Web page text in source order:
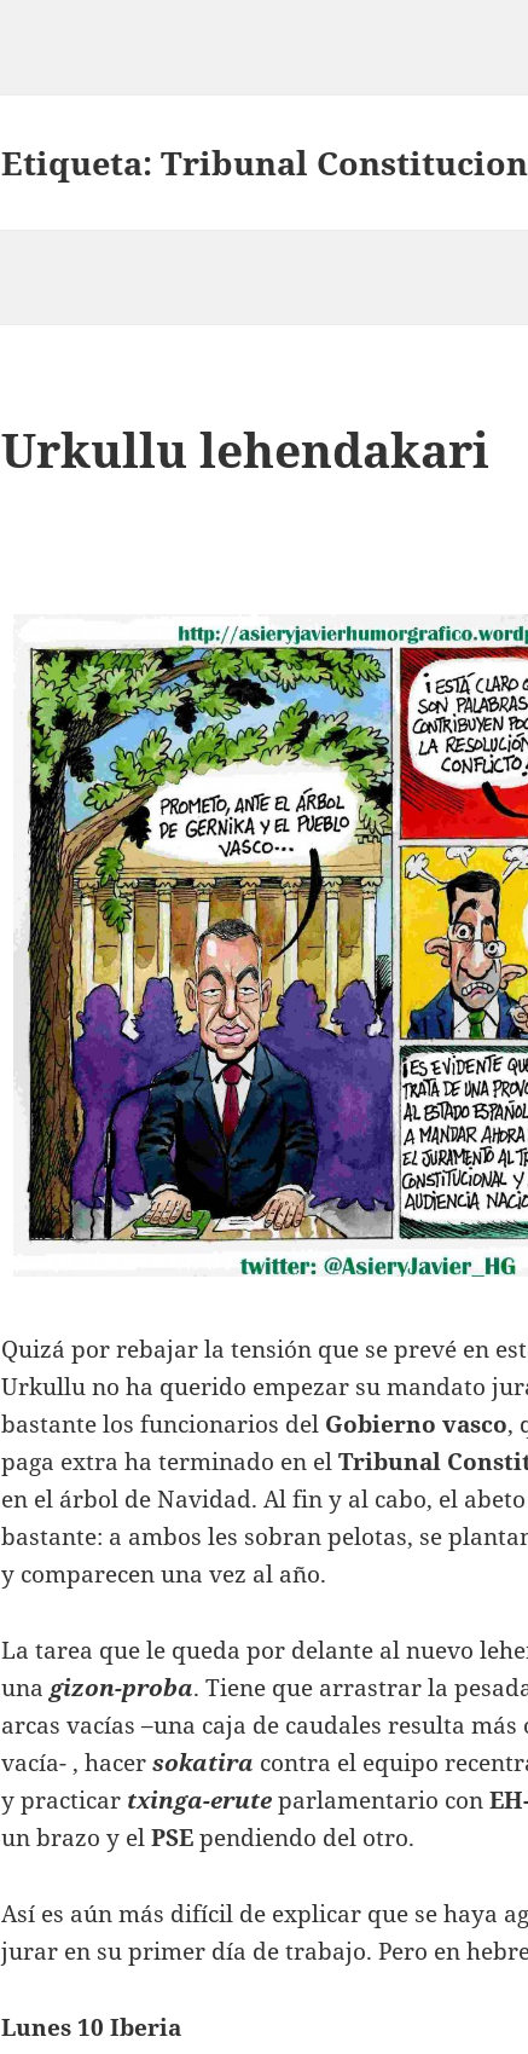
Etiqueta:Tribunal
Urkullu lehendakari
Quizá por rebajar la tensión que se prevé en
Urkullu no ha querido empezar su mandato
bastante los funcionarios del Gobierno vasco,
paga extra ha terminado en elTribunal
en el árbol de Navidad. Al fin y al cabo, el abeto
bastante: a ambos les sobran pelotas, se
y comparecen una vez al año.
La tarea que le queda por delante al nuevo
una gizon-proba. Tiene que arrastrar la
arcas vacías –una caja de caudales resulta más
vacía- , hacersokatira contra el equipo
y practicar txinga-eruteparlamentario con
un brazo y elPSEpendiendo del otro.
Así es aún más difícil de explicar que se haya
jurar en su primer día de trabajo. Pero en
Lunes 10 Iberia